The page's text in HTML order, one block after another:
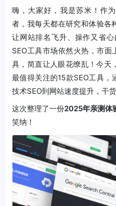
嗨，大家好，我是苏米！作
者，我每天都在研究和体验各
让网站排名飞升、操作又省
SEO工具市场依然火热，市
具，简直让人眼花缭乱！今天
最值得关注的15款SEO工具，
技术SEO到网站速度提升，干
这次整理了一份2025年亲测体
笑纳！